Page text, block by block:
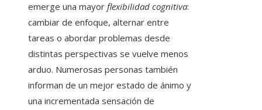
emerge una mayor flexibilidad cognitiva:
cambiar de enfoque, alternar entre
tareas o abordar problemas desde
distintas perspectivas se vuelve menos
arduo. Numerosas personas también
informan de un mejor estado de ánimo y
una incrementada sensación de